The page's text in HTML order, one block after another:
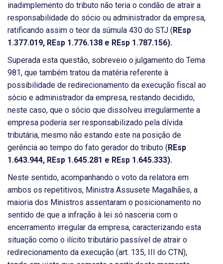
inadimplemento do tributo não teria o condão de atrair a
responsabilidade do sócio ou administrador da empresa,
ratificando assim o teor da súmula 430 do STJ ( REsp
1.377.019, REsp 1.776.138 e REsp 1.787.156).
Superada esta questão, sobreveio o julgamento do Tema
981, que também tratou da matéria referente à
possibilidade de redirecionamento da execução fiscal ao
sócio e administrador da empresa, restando decidido,
neste caso, que o sócio que dissolveu irregularmente a
empresa poderia ser responsabilizado pela dívida
tributária, mesmo não estando este na posição de
gerência ao tempo do fato gerador do tributo ( REsp
1.643.944, REsp 1.645.281 e REsp 1.645.333).
Neste sentido, acompanhando o voto da relatora em
ambos os repetitivos, Ministra Assusete Magalhães, a
maioria dos Ministros assentaram o posicionamento no
sentido de que a infração à lei só nasceria com o
encerramento irregular da empresa, caracterizando esta
situação como o ilícito tributário passível de atrair o
redirecionamento da execução (art. 135, III do CTN),